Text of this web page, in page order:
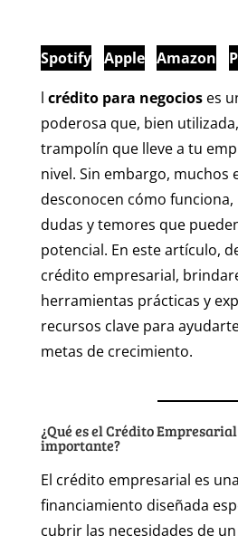
Spotify Apple Amazon
l crédito para negocioses
poderosa que, bien
trampolín que lleve a tu
nivel. Sin embargo, muchos
desconocen cómo funciona,
dudas y temores que
potencial. En este artículo,
crédito empresarial,
herramientas prácticas y
recursos clave para
metas de crecimiento.
¿Qué es el Crédito
importante?
El crédito empresarial es
financiamiento diseñada
cubrir las necesidades de